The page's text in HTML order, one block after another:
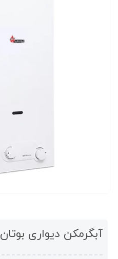
آبگرمکن دیواری بوتان B4318 گاز شهری